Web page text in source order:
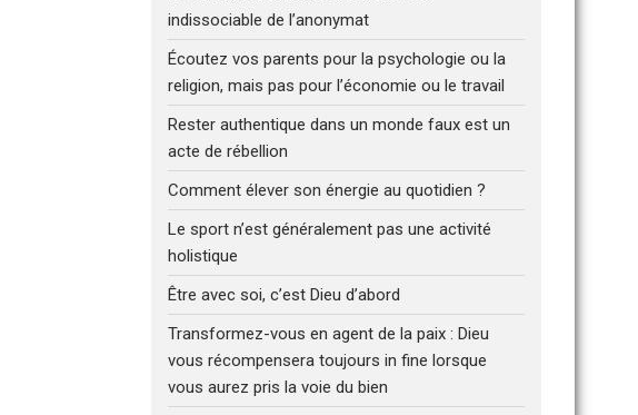
indissociable de l’anonymat
Écoutez vos parents pour la psychologie ou la
religion, mais pas pour l’économie ou le travail
Rester authentique dans un monde faux est un
acte de rébellion
Comment élever son énergie au quotidien ?
Le sport n’est généralement pas une activité
holistique
Être avec soi, c’est Dieu d’abord
Transformez-vous en agent de la paix : Dieu
vous récompensera toujours in fine lorsque
vous aurez pris la voie du bien